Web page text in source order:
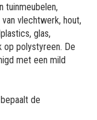
tuinmeubelen,
vlechtwerk, hout,
glas,
op polystyreen. De
met een mild
de